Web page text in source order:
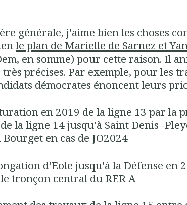
générale, j'aime bien les choses
le plan de Marielle de Sarnez et
en somme) pour cette raison. Il
très précises. Par exemple, pour les
démocrates énoncent leurs
en 2019 de la ligne 13 par la
la ligne 14 jusqu'à Saint Denis -
en cas de JO2024
d’Eole jusqu'à la Défense en
tronçon central du RER A